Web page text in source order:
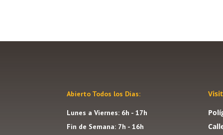
Abierto Todos los Días:
Lunes a Viernes: 6h - 17h
Fin de Semana: 7h - 16h